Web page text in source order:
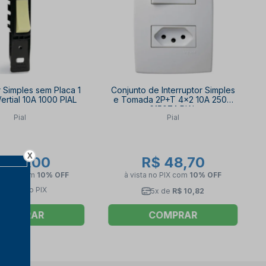
sem Placa 1
10A 1000 PIAL
Pial
14,00
com 10% OFF
14,00 no PIX
COMPRAR
Conjunto de Interruptor Simples
e Tomada 2P+T 4x2 10A 250V
615074 PIAL
Pial
R$ 48,70
à vista no PIX com 10% OFF
5x de R$ 10,82
COMPRAR
X